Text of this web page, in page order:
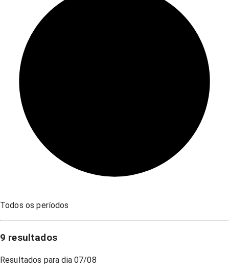
Todos os períodos
9 resultados
Resultados para dia07/08